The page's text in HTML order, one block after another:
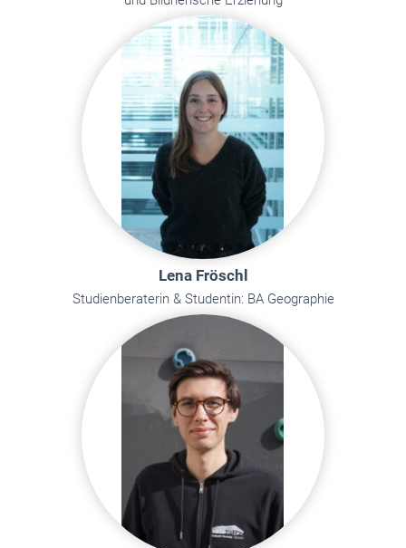
Lena Fröschl
Studienberaterin & Studentin: BA Geographie